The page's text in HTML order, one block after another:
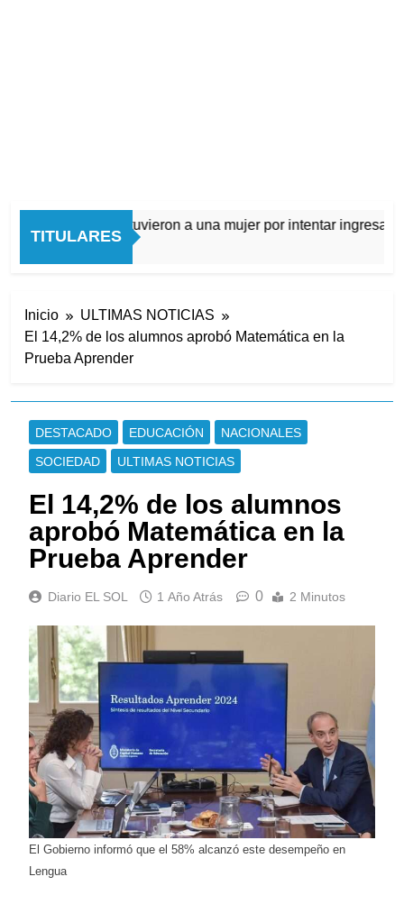
TITULARES
Quilmes: detuvieron a una mujer por intentar ingresar
Inicio
ULTIMAS NOTICIAS
El 14,2% de los alumnos aprobó Matemática en la
Prueba Aprender
DESTACADO EDUCACIÓN
NACIONALES
SOCIEDAD
ULTIMAS NOTICIAS
El 14,2% de los alumnos
aprobó Matemática en la
Prueba Aprender
Diario EL SOL 1 Año Atrás 0 2 Minutos
El Gobierno informó que el 58% alcanzó este desempeño en
Lengua